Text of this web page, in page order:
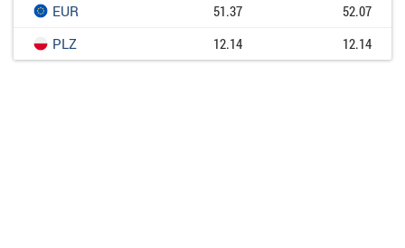
EUR
51.37
52.07
PLZ
12.14 12.14